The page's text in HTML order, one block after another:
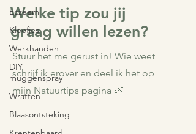
Eczeem
Kloofjes
Werkhanden
DIY
muggenspray
Wratten
Blaasontsteking
Stuur het me gerust in! Wie weet
schrijf ik erover en deel ik het op
mijn Natuurtips pagina 🌿
Welke tip zou jij
graag willen lezen?